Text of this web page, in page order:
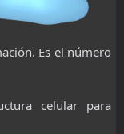
Es el número
celular para